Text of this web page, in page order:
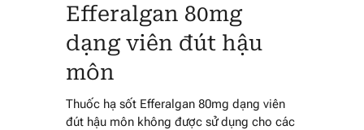
Efferalgan 80mg
dạng viên đút hậu
môn
Thuốc hạ sốt Efferalgan 80mg dạng viên
đút hậu môn không được sử dụng cho các